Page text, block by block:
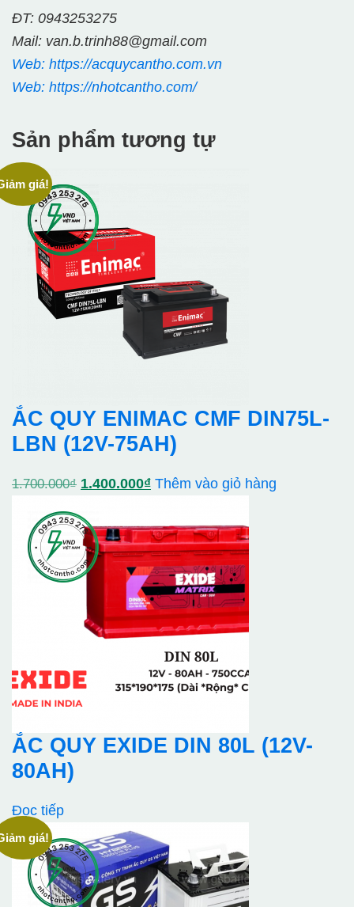
ĐT: 0943253275
Mail: van.b.trinh88@gmail.com
Web: https://acquycantho.com.vn
Web: https://nhotcantho.com/
Sản phẩm tương tự
giá!
ẮC QUY ENIMAC CMF DIN75L-
LBN (12V-75AH)
1.700.000₫ Giá
là:
1.700.000₫.
1.400.000₫Giá
tại
là:
1.400.000₫.
Thêm vào giỏ hàng
ẮC QUY EXIDE DIN 80L (12V-
80AH)
Đọc tiếp
giá!